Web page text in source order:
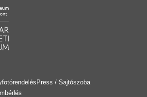
Press / Sajtószoba